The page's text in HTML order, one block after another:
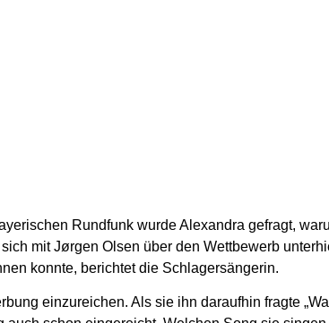
Rundfunk wurde Alexandra gefragt,
mit Jørgen Olsen über den Wettbewerb
konnte, berichtet die Schlagersängerin.
einzureichen. Als sie ihn daraufhin fragte